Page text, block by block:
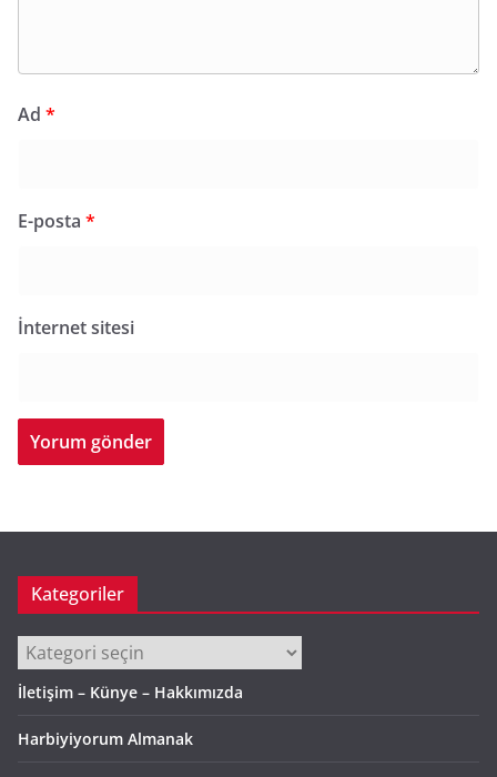
Ad *
E-posta *
İnternet sitesi
Kategoriler
Kategoriler
İletişim – Künye – Hakkımızda
Harbiyiyorum Almanak